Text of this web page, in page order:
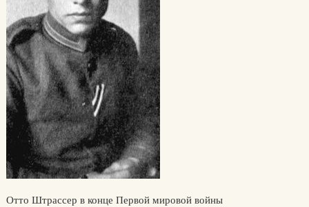
Отто Штрассер в конце Первой мировой войны